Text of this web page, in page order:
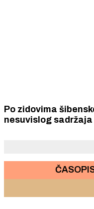
Po zidovima
nesuvislog